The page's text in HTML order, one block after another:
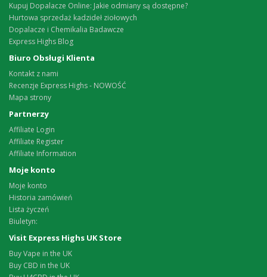
Kupuj Dopalacze Online: Jakie odmiany są dostępne?
Hurtowa sprzedaż kadzideł ziołowych
Dopalacze i Chemikalia Badawcze
Express Highs Blog
Biuro Obsługi Klienta
Kontakt z nami
Recenzje Express Highs - NOWOŚĆ
Mapa strony
Partnerzy
Affiliate Login
Affiliate Register
Affiliate Information
Moje konto
Moje konto
Historia zamówień
Lista życzeń
Biuletyn:
Visit Express Highs UK Store
Buy Vape in the UK
Buy CBD in the UK